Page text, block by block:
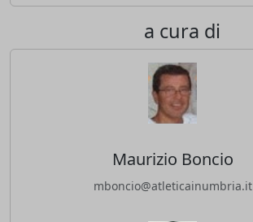
a cura di
Maurizio Boncio
mboncio@atleticainumbria.it